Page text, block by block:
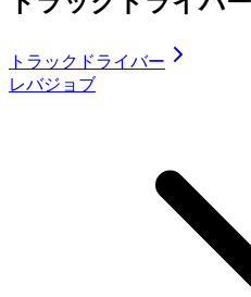
トラックドライバー
レバジョブ